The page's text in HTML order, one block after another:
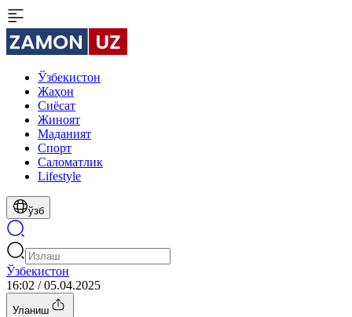
Ўзбекистон
Жаҳон
Сиёсат
Жиноят
Маданият
Спорт
Cаломатлик
Lifestyle
ўзб
Ўзбекистон
16:02 / 05.04.2025
Уланиш